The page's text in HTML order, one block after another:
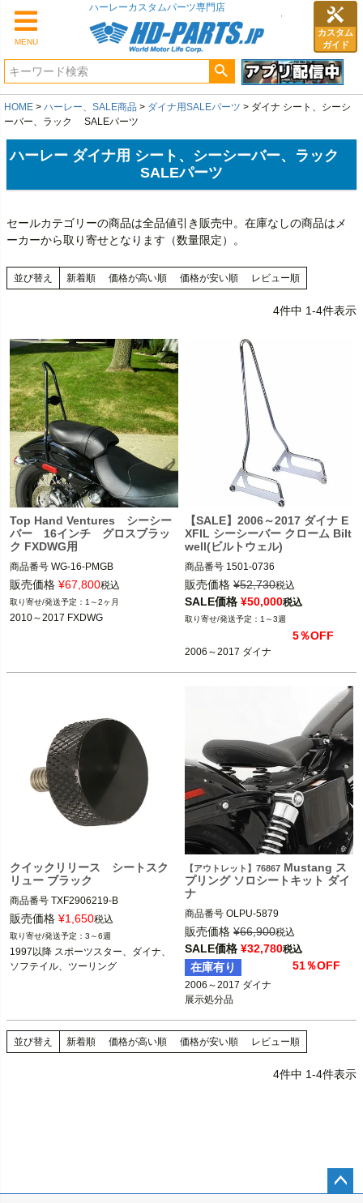
MENU
カスタム
ガイド
HOME ハーレー、SALE商品 ダイナ用SALEパーツ
ダイナ シート、シーシ
ーバー、ラック SALEパーツ
ハーレー ダイナ用 シート、シーシーバー、ラック
SALEパーツ
セールカテゴリーの商品は全品値引き販売中。在庫なしの商品はメ
ーカーから取り寄せとなります（数量限定）。
並び替え 新着順 価格が高い順 価格が安い順 レビュー順
4件中 1-4件表示
Top Hand Ventures シーシー
バー 16インチ グロスブラッ
ク FXDWG用
商品番号 WG-16-PMGB
2010～2017 FXDWG
販売価格 ¥67,800税込
1～2ヶ月
2010～2017 FXDWG
【SALE】2006～2017 ダイナ E
XFIL シーシーバー クローム Bilt
well(ビルトウェル)
商品番号 1501-0736
メーカー型番：5003-501
2006～2017 ダイナ
Biltwell（ビルトウェル）
販売価格 ¥52,730税込
SALE価格 ¥50,000税込
1～3週
5％OFF
2006～2017 ダイナ
クイックリリース シートスク
リュー ブラック
商品番号 TXF2906219-B
1997以降 スポーツスター、ダイナ、
ソフテイル、ツーリング
販売価格 ¥1,650税込
3～6週
1997以降 スポーツスター、ダイナ、
ソフテイル、ツーリング
【アウトレット】76867 Mustang ス
プリング ソロシートキット ダイ
ナ
商品番号 OLPU-5879
76867
2006～2017 ダイナ
Mustang（マスタング）
販売価格 ¥66,900税込
SALE価格 ¥32,780税込
在庫有り 51％OFF
2006～2017 ダイナ
展示処分品
並び替え 新着順 価格が高い順 価格が安い順 レビュー順
4件中 1-4件表示